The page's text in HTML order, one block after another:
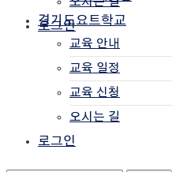
로그인
경기도요트학교
교육 안내
교육 일정
교육 신청
오시는 길
로그인